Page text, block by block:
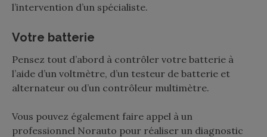
l’intervention d’un spécialiste.
Votre batterie
Pensez tout d’abord à contrôler votre batterie à
l’aide d’un voltmètre, d’un testeur de batterie et
alternateur ou d’un contrôleur multimètre.
Vous pouvez également faire appel à un
professionnel Norauto pour réaliser un diagnostic